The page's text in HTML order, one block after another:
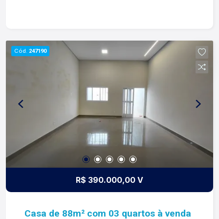
imobiliária que equilibra a tradicionalidade com o
arrojo e a força comercial da atualidade. A Lago é
Cód. 247190
R$ 390.000,00 V
Casa de 88m² com 03 quartos à venda